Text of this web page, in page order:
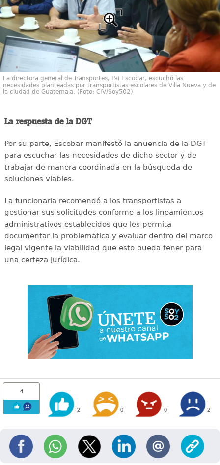
La directora general de Transportes, Pai Escobar, escuchó las
necesidades planteadas por transportistas escolares de Villa Nueva y de
la ciudad de Guatemala. (Foto: CIV/Soy502)
La respuesta de la DGT
Por su parte, Escobar manifestó la anuencia de la DGT
para escuchar las necesidades de dicho sector y de
trabajar de manera coordinada en la búsqueda de
soluciones viables.
La funcionaria recomendó a los transportistas a
gestionar sus solicitudes conforme a los lineamientos
administrativos establecidos que les permita
documentar la problemática y evaluar dentro del marco
legal vigente la viabilidad que esto pueda tener para
una certeza jurídica.
4
2 0 0 2